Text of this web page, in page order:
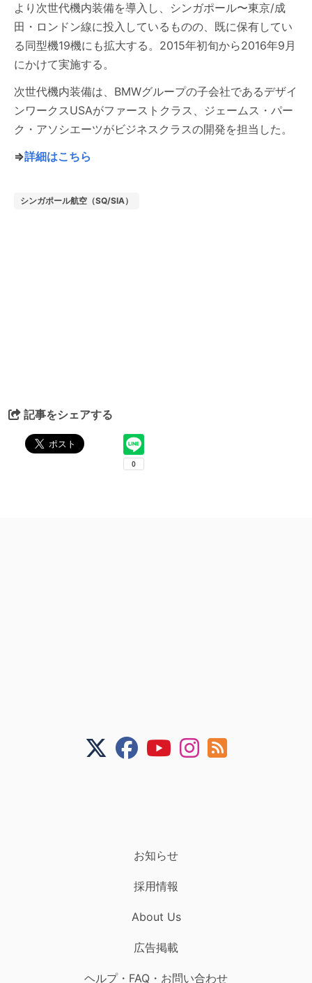
より次世代機内装備を導入し、シンガポール〜東京/成
田・ロンドン線に投入しているものの、既に保有してい
る同型機19機にも拡大する。2015年初旬から2016年9月
にかけて実施する。
次世代機内装備は、BMWグループの子会社であるデザイ
ンワークスUSAがファーストクラス、ジェームス・パー
ク・アソシエーツがビジネスクラスの開発を担当した。
⇒詳細はこちら
シンガポール航空（SQ/SIA）
記事をシェアする
お知らせ
採用情報
About Us
広告掲載
ヘルプ・FAQ・お問い合わせ